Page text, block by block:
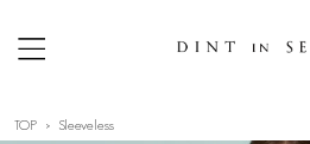
TOP Sleeveless